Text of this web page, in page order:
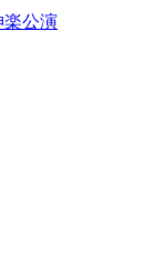
楽公演